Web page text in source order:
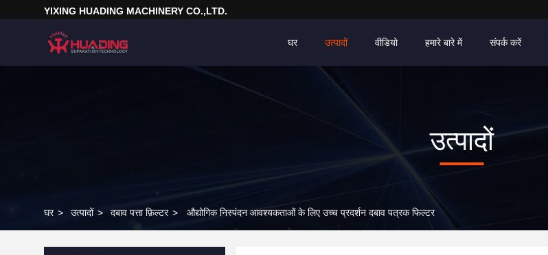
YIXING HUADING MACHINERY CO.,LTD.
घर उत्पादों वीडियो हमारे बारे में संपर्क करें
उत्पादों
घर > उत्पादों > दबाव पत्ता फ़िल्टर > औद्योगिक निस्पंदन आवश्यकताओं के लिए उच्च प्रदर्शन दबाव पत्रक फिल्टर